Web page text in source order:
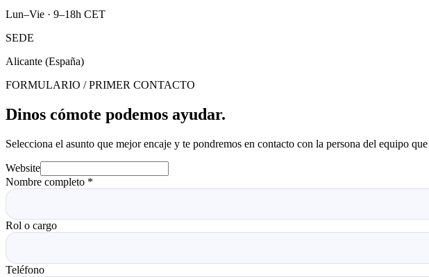
Lun–Vie · 9–18h CET
SEDE
Alicante (España)
FORMULARIO / PRIMER CONTACTO
Dinos cómote podemos ayudar.
Selecciona el asunto que mejor encaje y te pondremos en contacto con la persona del equipo
Website
Nombre completo *
Rol o cargo
Teléfono